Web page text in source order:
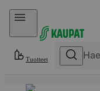
Hyppää sisältöön
Tuotteet